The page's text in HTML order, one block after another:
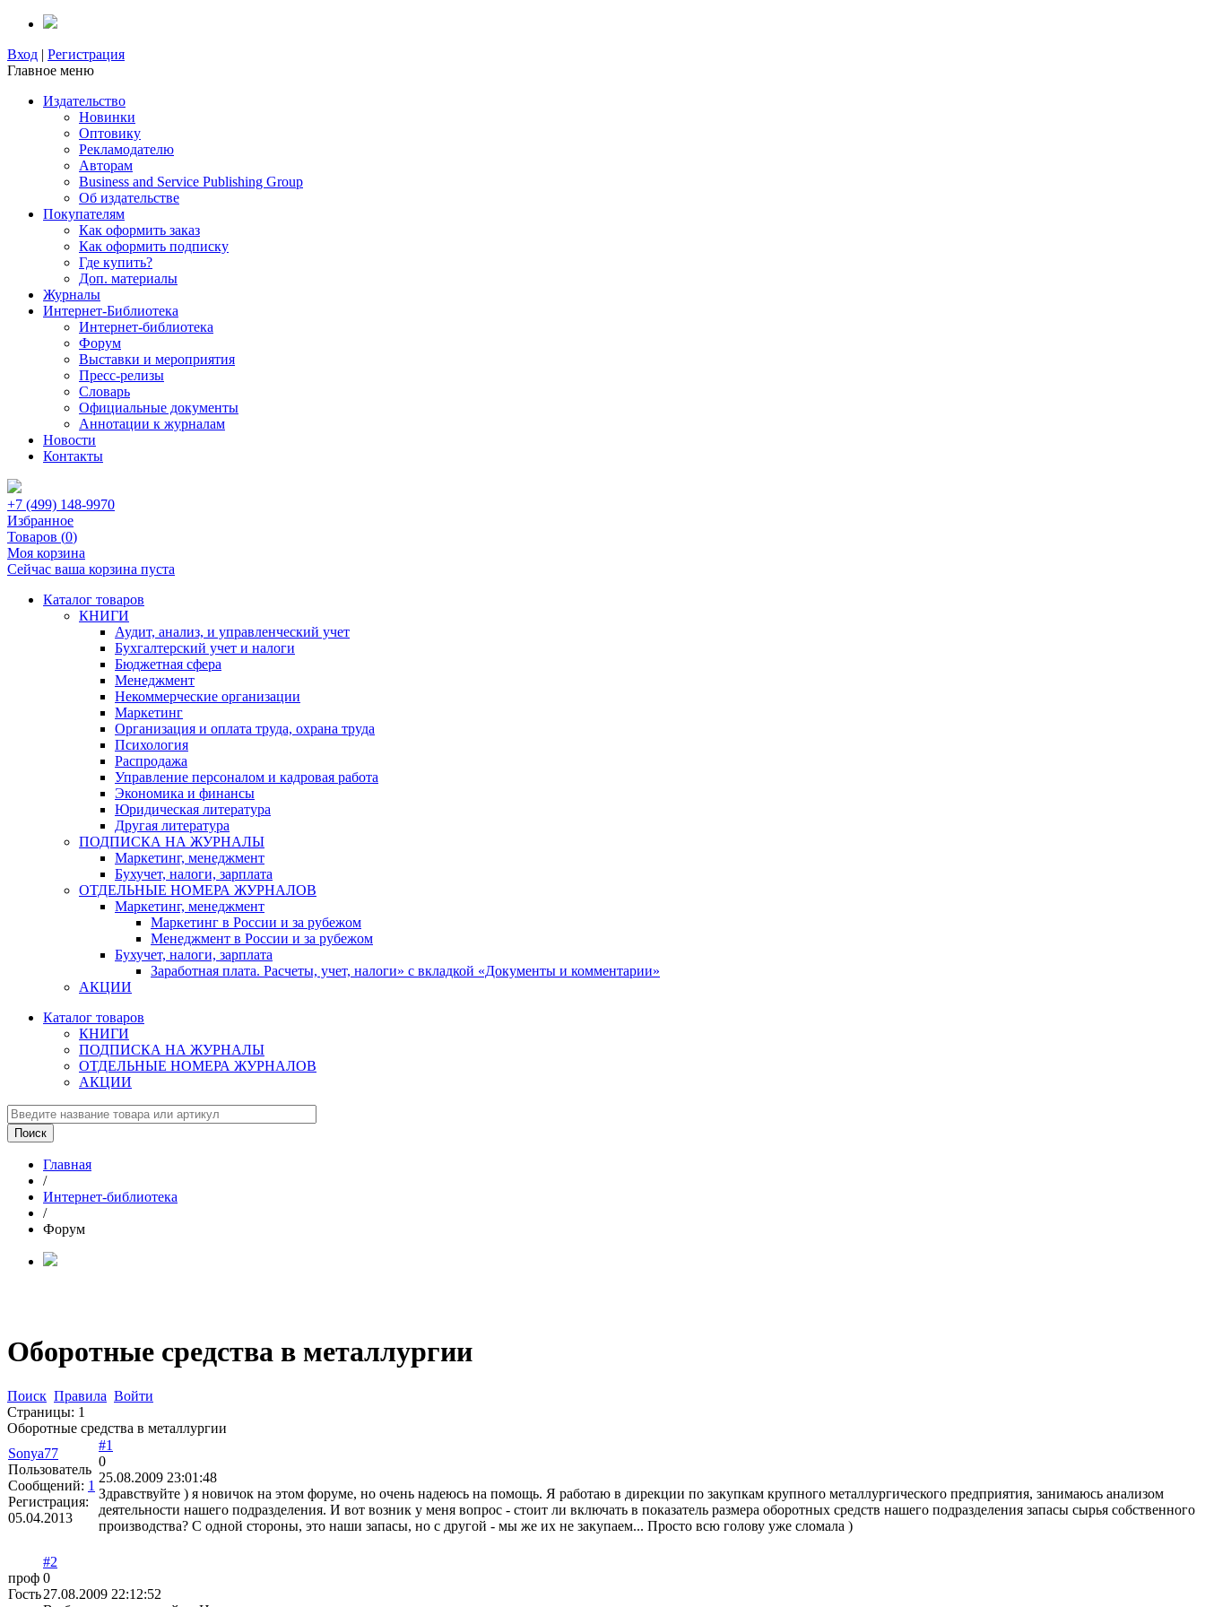
Вход | Регистрация
Главное меню
Издательство
Новинки
Оптовику
Рекламодателю
Авторам
Business and Service Publishing Group
Об издательстве
Покупателям
Как оформить заказ
Как оформить подписку
Где купить?
Доп. материалы
Журналы
Интернет-Библиотека
Интернет-библиотека
Форум
Выставки и мероприятия
Пресс-релизы
Словарь
Официальные документы
Аннотации к журналам
Новости
Контакты
+7 (499) 148-9970
Избранное
Товаров (0)
Моя корзина
Сейчас ваша корзина пуста
Каталог товаров
КНИГИ
Аудит, анализ, и управленческий учет
Бухгалтерский учет и налоги
Бюджетная сфера
Менеджмент
Некоммерческие организации
Маркетинг
Организация и оплата труда, охрана труда
Психология
Распродажа
Управление персоналом и кадровая работа
Экономика и финансы
Юридическая литература
Другая литература
ПОДПИСКА НА ЖУРНАЛЫ
Маркетинг, менеджмент
Бухучет, налоги, зарплата
ОТДЕЛЬНЫЕ НОМЕРА ЖУРНАЛОВ
Маркетинг, менеджмент
Маркетинг в России и за рубежом
Менеджмент в России и за рубежом
Бухучет, налоги, зарплата
Заработная плата. Расчеты, учет, налоги» с вкладкой «Документы и комментарии»
АКЦИИ
Каталог товаров
КНИГИ
ПОДПИСКА НА ЖУРНАЛЫ
ОТДЕЛЬНЫЕ НОМЕРА ЖУРНАЛОВ
АКЦИИ
Главная
/
Интернет-библиотека
/
Форум
Оборотные средства в металлургии
Поиск Правила Войти
Страницы: 1
Оборотные средства в металлургии
Sonya77
Пользователь
Сообщений: 1
Регистрация:
05.04.2013
#1
0
25.08.2009 23:01:48
Здравствуйте ) я новичок на этом форуме, но очень надеюсь на помощь. Я работаю в дирекции по закупкам крупного металлургического предприятия, занимаюсь анализом
деятельности нашего подразделения. И вот возник у меня вопрос - стоит ли включать в показатель размера оборотных средств нашего подразделения запасы сырья собственного
производства? С одной стороны, это наши запасы, но с другой - мы же их не закупаем... Просто всю голову уже сломала )
проф
Гость
#2
0
27.08.2009 22:12:52